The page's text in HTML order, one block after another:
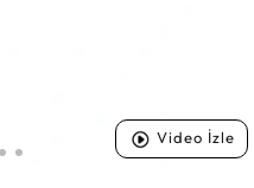
Video İzle